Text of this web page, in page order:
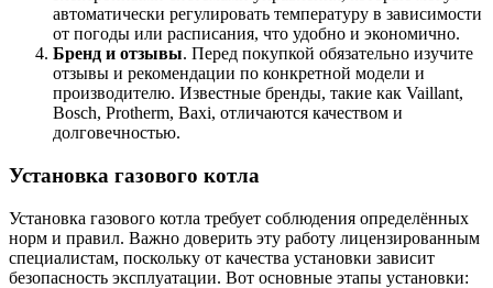
автоматически регулировать температуру в зависимости
от погоды или расписания, что удобно и экономично.
Бренд и отзывы. Перед покупкой обязательно изучите
отзывы и рекомендации по конкретной модели и
производителю. Известные бренды, такие как Vaillant,
Bosch, Protherm, Baxi, отличаются качеством и
долговечностью.
Установка газового котла
Установка газового котла требует соблюдения определённых
норм и правил. Важно доверить эту работу лицензированным
специалистам, поскольку от качества установки зависит
безопасность эксплуатации. Вот основные этапы установки: